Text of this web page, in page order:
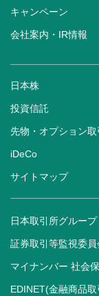
キャンペーン
会社案内・IR情報
日本株
投資信託
先物・オプション取
iDeCo
サイトマップ
日本取引所グルー
証券取引等監視委
マイナンバー 社会
EDINET(金融商品